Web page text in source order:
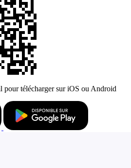
pour télécharger sur iOS ou Android